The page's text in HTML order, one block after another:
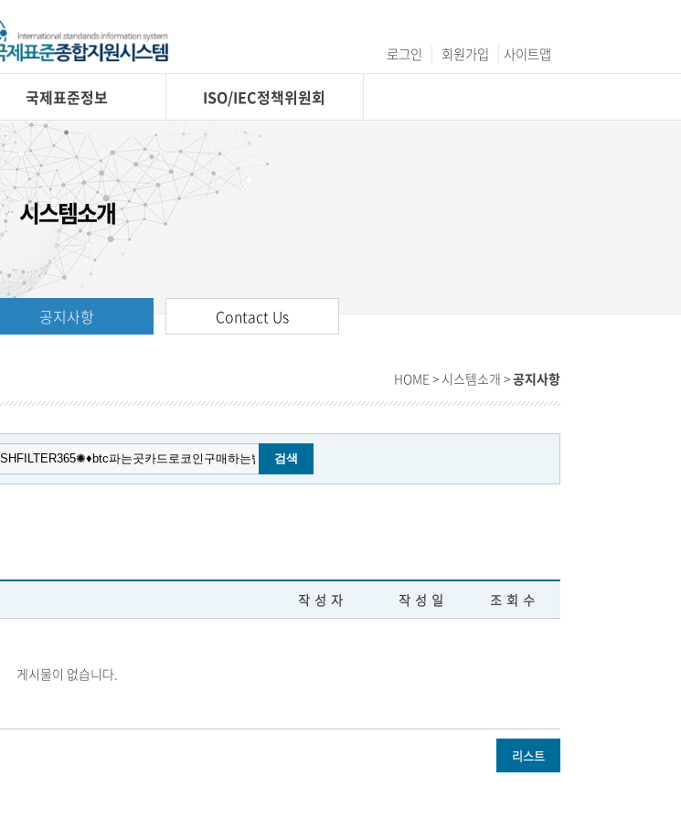
로그인 회원가입 사이트맵
국제표준정보 ISO/IEC정책위원회
시스템소개
공지사항 Contact Us
HOME > 시스템소개 >공지사항
작성자 작성일 조회수
게시물이 없습니다.
리스트